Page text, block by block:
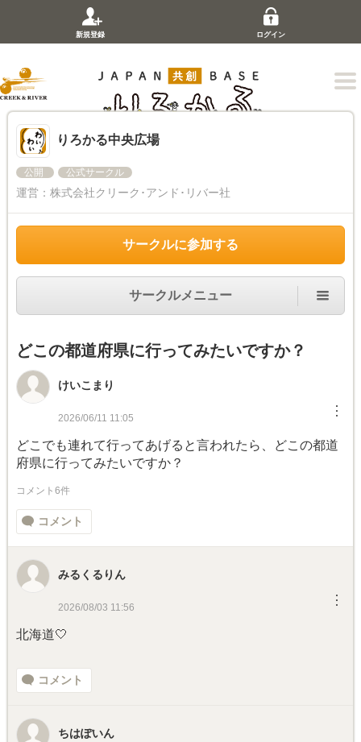
新規登録 ログイン
りろかる中央広場
公開 公式サークル
運営： 株式会社クリーク･アンド･リバー社
サークルに参加する
サークルメニュー
どこの都道府県に行ってみたいですか？
けいこまり
2026/06/11 11:05 ︙
どこでも連れて行ってあげると言われたら、どこの都道
府県に行ってみたいですか？
コメント6件
コメント
みるくるりん
2026/08/03 11:56 ︙
北海道🤍
コメント
ちはぽいん